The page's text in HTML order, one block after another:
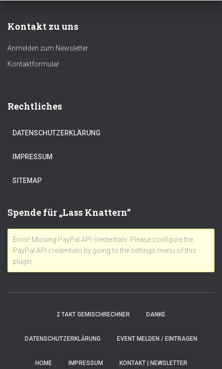
Kontakt zu uns
Anmelden zum Newsletter
Kontaktformular
Rechtliches
DATENSCHUTZERKLÄRUNG
IMPRESSUM
SITEMAP
Spende für „Lass Knattern“
Error! Missing PayPal API credentials. Please configure the
PayPal API credentials by going to the settings menu of this
plugin.
2 TAKT GEMISCHRECHNER DANKE
DATENSCHUTZERKLÄRUNG EVENT MELDEN / EINTRAGEN
HOME IMPRESSUM KONTAKT | NEWSLETTER